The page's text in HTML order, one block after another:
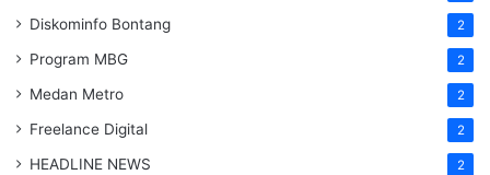
Diskominfo Bontang 2
Program MBG 2
Medan Metro 2
Freelance Digital 2
HEADLINE NEWS 2